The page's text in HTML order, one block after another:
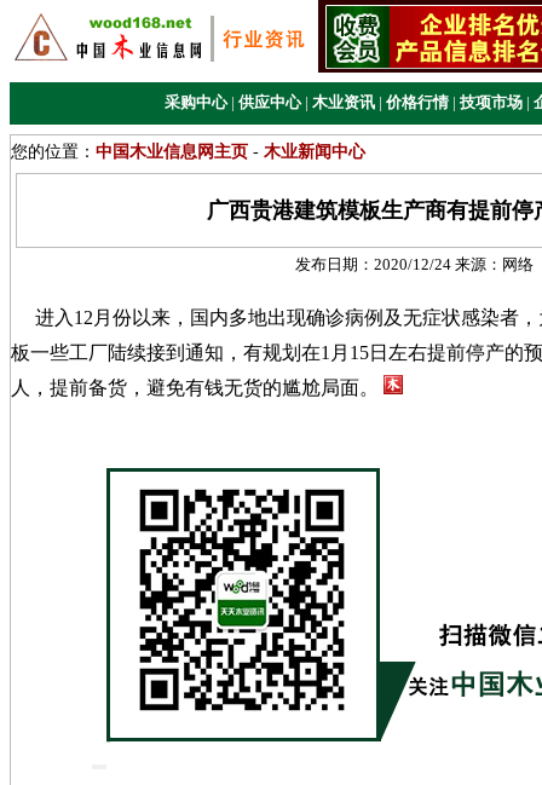
采购中心 | 供应中心 | 木业资讯 | 价格行情 | 技项市场 |
您的位置： 中国木业信息网主页 - 木业新闻中心
广西贵港建筑模板生产商有提前停
发布日期： 2020/12/24 来源： 网络
进入12月份以来，国内多地出现确诊病例及无症状感染者
板一些工厂陆续接到通知，有规划在1月15日左右提前停产的
人，提前备货，避免有钱无货的尴尬局面。